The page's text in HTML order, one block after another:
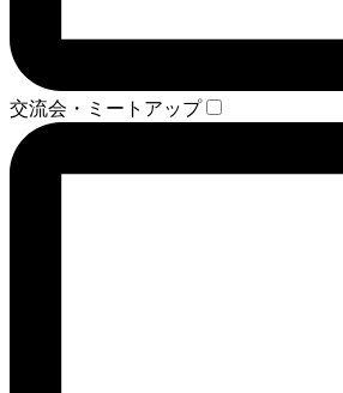
交流会・ミートアップ